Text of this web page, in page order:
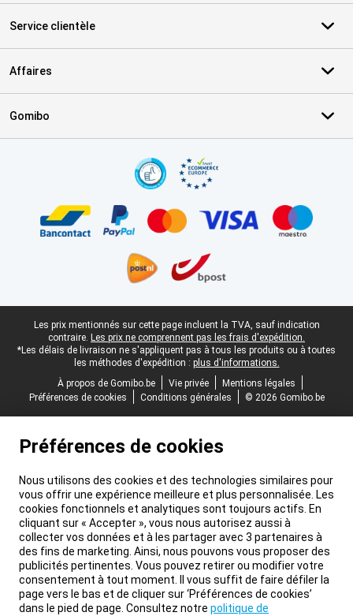
Service clientèle
Affaires
Gomibo
Pied-de-page légal
Les prix mentionnés sur cette page incluent la TVA, sauf indication
contraire. Les prix ne comprennent pas les frais d'expédition.
*Les délais de livraison ne s'appliquent pas à tous les produits ou à toutes
les méthodes d'expédition : plus d'informations.
À propos de Gomibo.be
Vie privée
Mentions légales
Préférences de cookies
Conditions générales © 2026 Gomibo.be
Préférences de cookies
Nous utilisons des cookies et des technologies similaires pour
vous offrir une expérience meilleure et plus personnalisée. Les
cookies fonctionnels et analytiques sont toujours actifs. En
cliquant sur « Accepter », vous nous autorisez aussi à
collecter vos données et à les partager avec 3 partenaires à
des fins de marketing. Ainsi, nous pouvons vous proposer des
publicités pertinentes. Vous pouvez retirer ou modifier votre
consentement à tout moment. Il vous suffit de faire défiler la
page vers le bas et de cliquer sur ‘Préférences de cookies’
dans le pied de page. Consultez notre politique de